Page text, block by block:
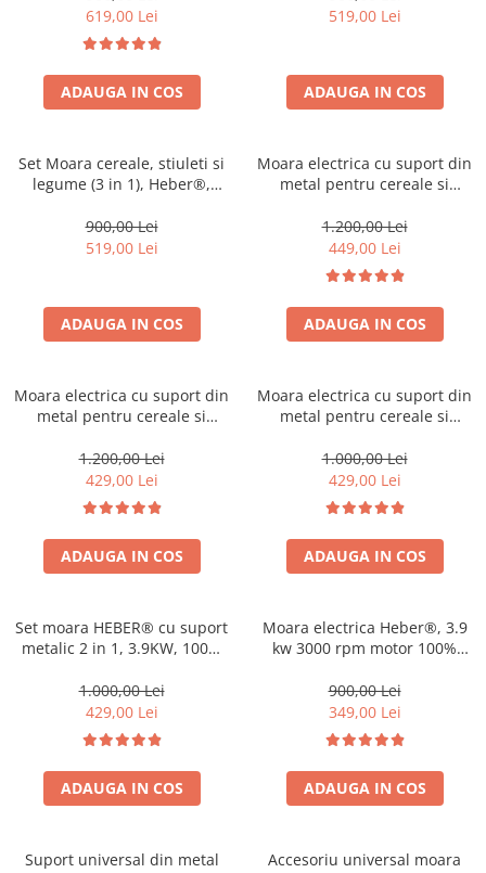
Baterii de baie
Echipamente de lucru
Accesorii beton
Betoniere
Generatoare
Produse uz casnic
Seminee electrice
cutite + suport
619,00 Lei
ADAUGA IN COS
519,00 Lei
ADAUGA IN COS
Set Moara cereale, stiuleti si
legume (3 in 1), Heber®,
din metal
900,00 Lei
519,00 Lei
ADAUGA IN COS
Moara electrica cu suport din
metal pentru cereale si
Mare, motor 3,8 kw (100%
cupru), 3000 rpm, 300 kg/h, 4
site de rezerva, 20 ciocanele
1.200,00 Lei
449,00 Lei
ADAUGA IN COS
Moara electrica cu suport din
metal pentru cereale si
Mare, motor 3,5 kw (100%
cupru), 3000 rpm, 300 kg/h, 4
site de rezerva, 20 ciocanele
1.200,00 Lei
429,00 Lei
ADAUGA IN COS
Moara electrica cu suport din
metal pentru cereale si
Cuva Mare, motor 3,9 kw
(100% cupru), 3000 rpm, 300
kg/h, 4 site de rezerva, 20
ciocanele
1.000,00 Lei
429,00 Lei
ADAUGA IN COS
Set moara HEBER® cu suport
metalic 2 in 1, 3.9KW, 100%
macinat cereale, uruiala,
porumb boabe, stiuleti,
coceni, butuc cu 20 ciocanele,
4 site
1.000,00 Lei
429,00 Lei
ADAUGA IN COS
Moara electrica Heber®, 3.9
kw 3000 rpm motor 100%
20 de ciocanele pentru
cereale si stiuleti
900,00 Lei
349,00 Lei
ADAUGA IN COS
Suport universal din metal
Accesoriu universal moara